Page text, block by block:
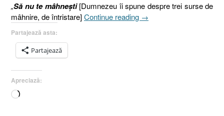
„Să nu te mâhneşti[Dumnezeu îi spune despre trei surse de
mâhnire, de întristare]Continue reading „Avraam
→
Partajează asta:
Partajează
Apreciază:
Încarc...